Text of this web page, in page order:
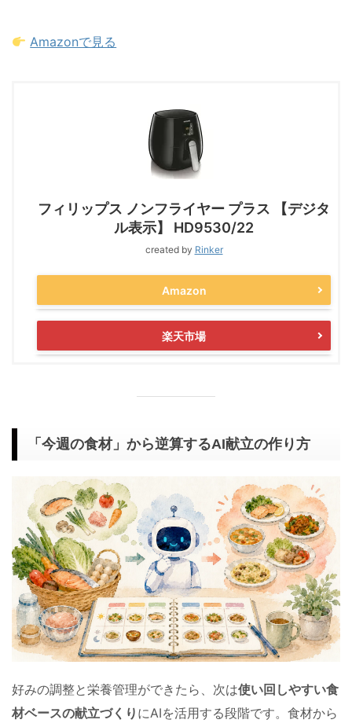
Amazonで見る
フィリップス ノンフライヤー プラス 【デジタ
ル表示】 HD9530/22
created by Rinker
Amazon
楽天市場
「今週の食材」から逆算するAI献立の作り方
好みの調整と栄養管理ができたら、次は使い回しやすい食
材ベースの献立づくり にAIを活用する段階です。食材から